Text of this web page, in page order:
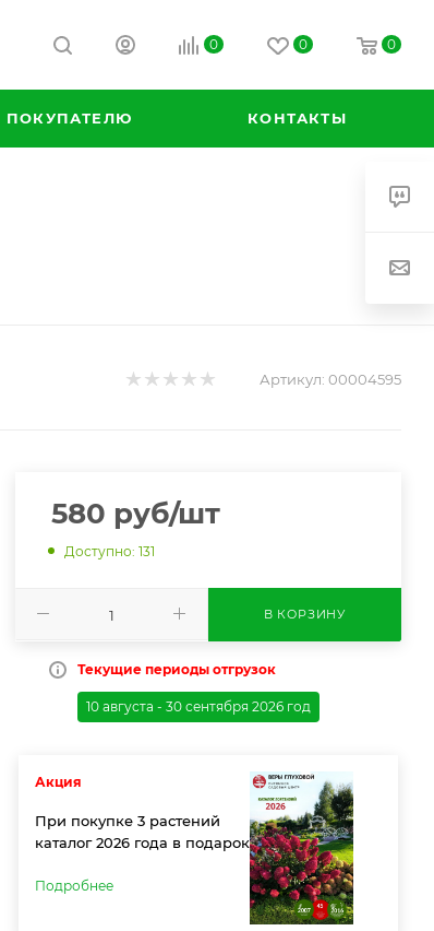
0 0 0
ПОКУПАТЕЛЮ КОНТАКТЫ
Артикул: 00004595
580 руб/шт
Доступно: 131
В КОРЗИНУ
Текущие периоды отгрузок
10 августа - 30 сентября 2026 год
Акция
При покупке 3 растений
каталог 2026 года в подарок
Подробнее